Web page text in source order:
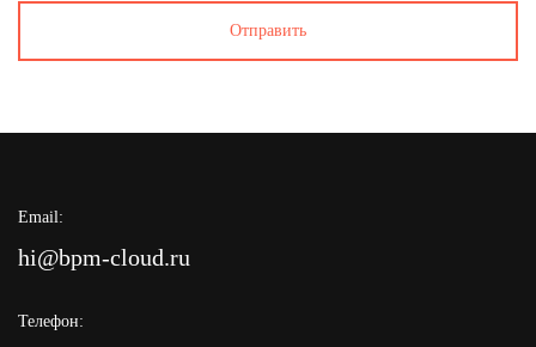
Email:
hi@bpm-cloud.ru
Телефон: